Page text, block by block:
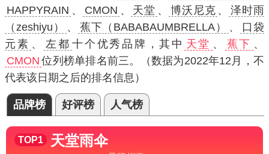
HAPPYRAIN 、 CMON 、 天堂 、 博沃尼克 、
泽时雨
（zeshiyu）
、 蕉下（BABABAUMBRELLA） 、
口袋
元素 、 左都 十个优秀品牌，其中 天堂 、 蕉下 、
CMON 位列榜单排名前三。（数据为2022年12月，不
代表该日期之后的排名信息）
品牌榜 好评榜 人气榜
TOP1 天堂雨伞